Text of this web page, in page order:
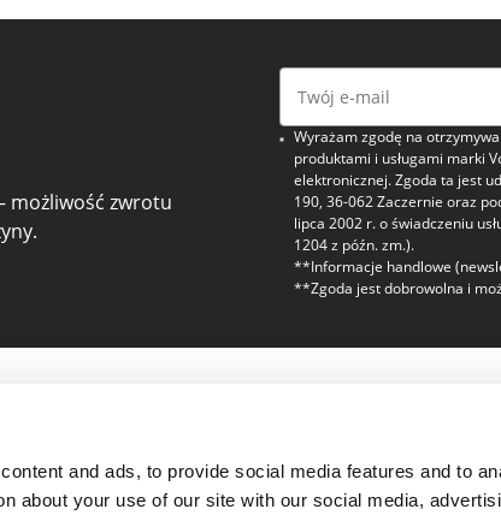
and ads, to provide social media features and to
about your use of our site with our social media,
możliwość zwrotu
Wyrażam zgodę na
produktami i usługami marki
elektronicznej. Zgoda ta jest
190, 36-062 Zaczernie oraz
lipca 2002 r. o świadczeniu
1204 z późn. zm.).
**Informacje handlowe
**Zgoda jest dobrowolna i
Polityka prywatności
Regulamin